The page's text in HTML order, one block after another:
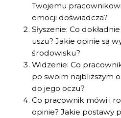
Twojemu
emocji doświadcza?
Słyszenie: Co
uszu? Jakie opinie są
środowisku?
Widzenie: Co
po swoim najbliższym
do jego oczu?
Co pracownik mówi i
opinie? Jakie postawy